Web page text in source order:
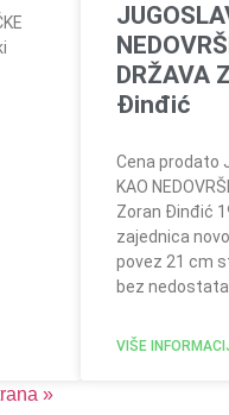
DRŽAVA
Đinđić
Cena prodato
KAO
Zoran Đinđić
zajednica
povez 21 cm
bez
VIŠE
»